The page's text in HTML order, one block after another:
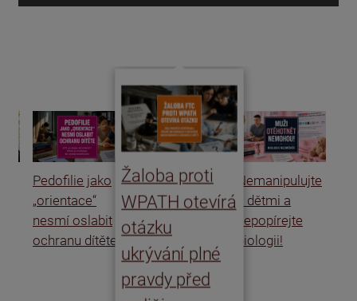
Pedofilie jako
„orientace“
nesmí oslabit
ochranu dítěte
Žaloba proti
WPATH otevírá
otázku
ukrývání plné
pravdy před
Nemanipulujte
s dětmi a
nepopírejte
biologii!